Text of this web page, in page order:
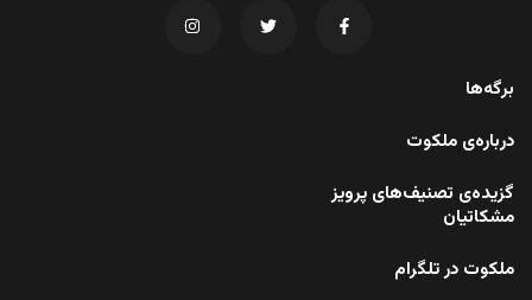
برگه‌ها
درباره‌ی ملکوت
گزیده‌ی تصنیف‌های پرویز
مشکاتیان
ملکوت در تلگرام